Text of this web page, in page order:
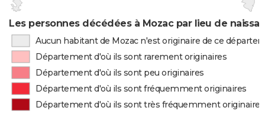
Les personnes décédées à Mozac par lieu de
Aucun habitant de Mozac n'est originaire de ce
Département d'où ils sont rarement originaires
Département d'où ils sont peu originaires
Département d'où ils sont fréquemment originaires
Département d'où ils sont très fréquemment originaires